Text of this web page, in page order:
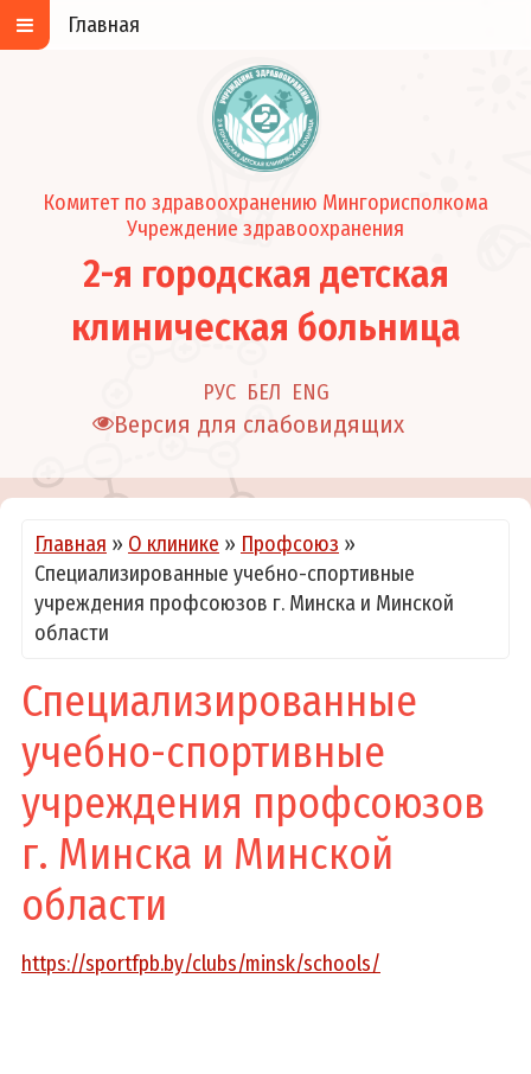
Комитет по здравоохранению Мингорисполкома
Учреждение здравоохранения
2-я городская детская
клиническая больница
РУС БЕЛ ENG
Версия для слабовидящих
Главная
Главная » О клинике » Профсоюз »
Специализированные учебно-спортивные
учреждения профсоюзов г. Минска и Минской
области
Специализированные
учебно-спортивные
учреждения профсоюзов
г. Минска и Минской
области
https://sportfpb.by/clubs/minsk/schools/